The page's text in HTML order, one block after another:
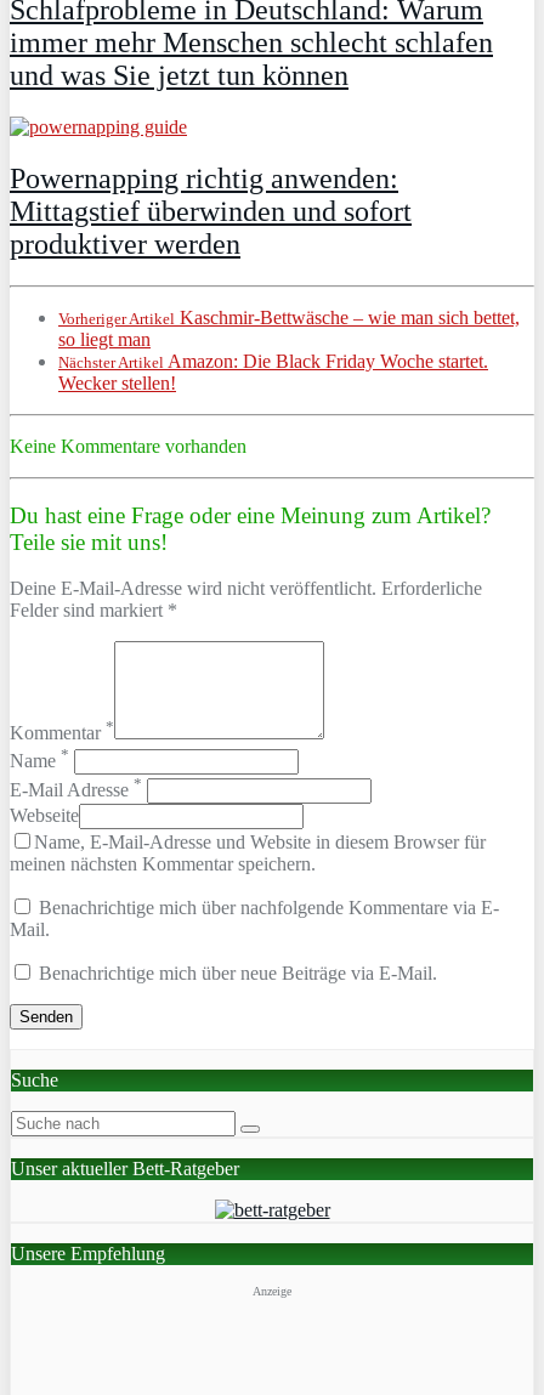
Schlafprobleme in Deutschland: Warum
immer mehr Menschen schlecht schlafen
und was Sie jetzt tun können
Powernapping richtig anwenden:
Mittagstief überwinden und sofort
produktiver werden
Vorheriger Artikel Kaschmir-Bettwäsche – wie man sich bettet,
so liegt man
Nächster Artikel Amazon: Die Black Friday Woche startet.
Wecker stellen!
Keine Kommentare vorhanden
Du hast eine Frage oder eine Meinung zum Artikel?
Teile sie mit uns!
Deine E-Mail-Adresse wird nicht veröffentlicht. Erforderliche
Felder sind markiert *
Kommentar *
Name *
E-Mail Adresse *
Webseite
Name, E-Mail-Adresse und Website in diesem Browser für
meinen nächsten Kommentar speichern.
Benachrichtige mich über nachfolgende Kommentare via E-
Mail.
Benachrichtige mich über neue Beiträge via E-Mail.
Suche
Unser aktueller Bett-Ratgeber
Unsere Empfehlung
Anzeige